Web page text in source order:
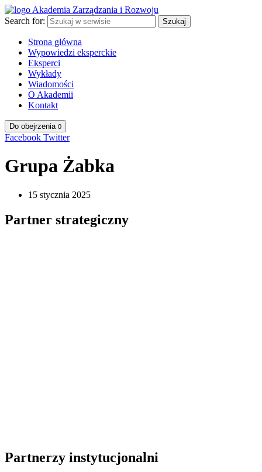
Search for: Szukaj
Strona główna
Wypowiedzi eksperckie
Eksperci
Wykłady
Wiadomości
O Akademii
Kontakt
Do obejrzenia 0
Facebook Twitter
Grupa Żabka
15 stycznia 2025
Partner strategiczny
Partnerzy instytucjonalni